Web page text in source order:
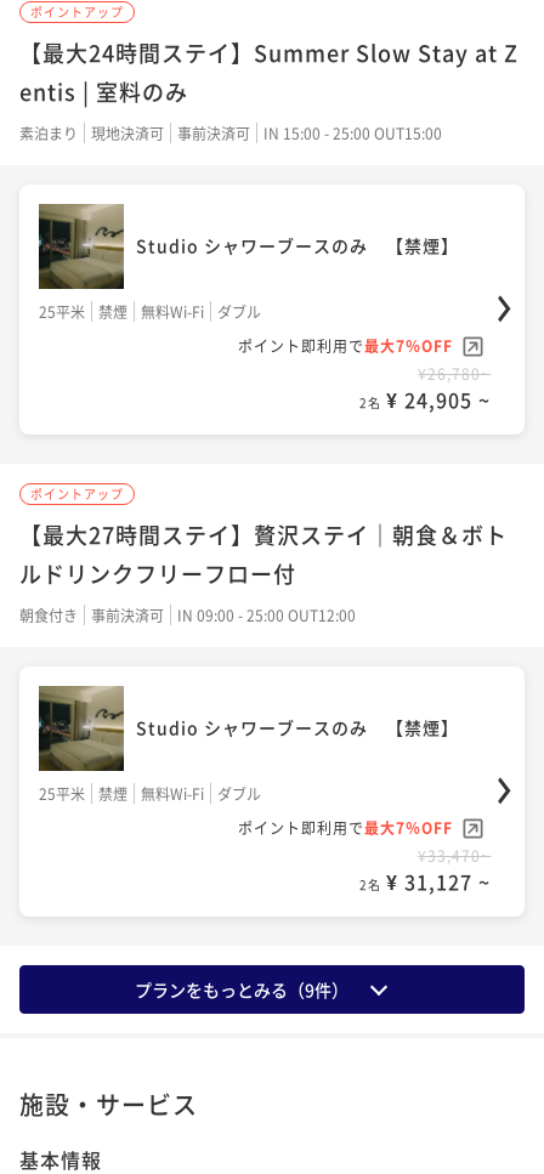
25平米 禁煙 無料Wi-Fi
ダブル
2名 ¥ 24,180 ~
Corner Studio King【禁煙】
32平米 禁煙 無料Wi-Fi
ダブル
ポイント即利用で最大7％OFF
¥38,200~
2名 ¥ 35,526 ~
Suite Twin 【禁煙】
ポイント即利用で
ポイントアップ
【最大24時間ステイ】Summer Slow Stay at Z
entis | 室料のみ
素泊まり 現地決済可 事前決済可 IN 15:00 - 25:00 OUT15:00
Studio シャワーブースのみ 【禁煙】
25平米 禁煙 無料Wi-Fi
ダブル
ポイント即利用で最大7％OFF
¥26,780~
2名 ¥ 24,905 ~
ポイントアップ
【最大27時間ステイ】贅沢ステイ｜朝食＆ボト
ルドリンクフリーフロー付
朝食付き 事前決済可 IN 09:00 - 25:00 OUT12:00
Studio シャワーブースのみ 【禁煙】
25平米 禁煙 無料Wi-Fi
ダブル
ポイント即利用で最大7％OFF
¥33,470~
2名 ¥ 31,127 ~
プランをもっとみる（9件）
施設・サービス
基本情報